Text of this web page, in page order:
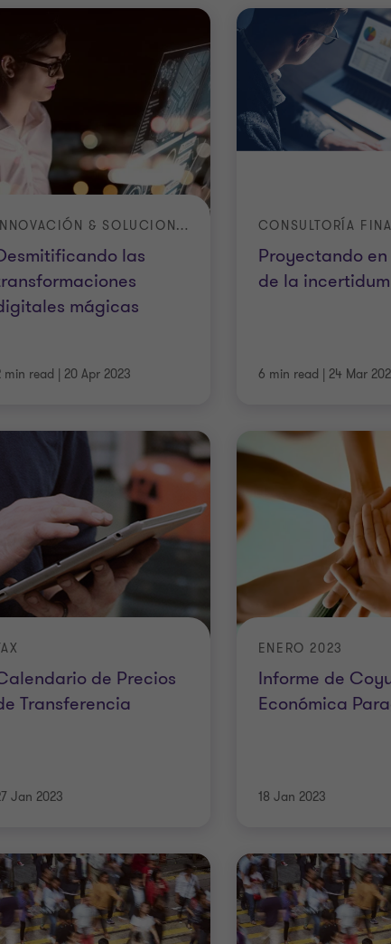
las
mágicas
INNOVACIÓN & SOLUCIONES DIGITALES
min read | 20 Apr 2023
Proyectando
de la
CONSULTORÍA
6 min read | 24 Mar
de Precios
Transferencia
Jan 2023
Informe de
Económica
ENERO 2023
18 Jan 2023